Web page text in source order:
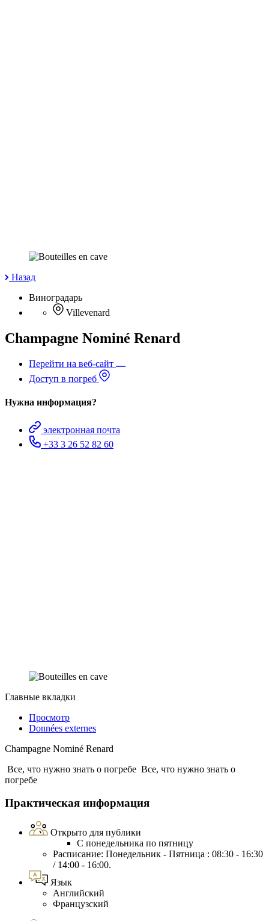
Назад
Виноградарь
Villevenard
Champagne Nominé Renard
Перейти на веб-сайт
Доступ в погреб
Нужна информация?
электронная почта
+33 3 26 52 82 60
Главные вкладки
Просмотр
Données externes
Champagne Nominé Renard
Все, что нужно знать о погребе Все, что нужно знать о
погребе
Практическая информация
Открыто для публики
С понедельника по пятницу
Расписание: Понедельник - Пятница : 08:30 - 16:30
/ 14:00 - 16:00.
Язык
Английский
Французский